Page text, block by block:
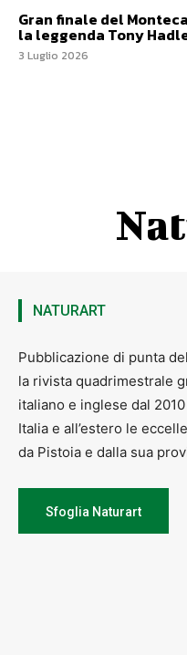
Gran finale del
la leggenda Tony
3 Luglio 2026
NATURART
Pubblicazione di punta
la rivista quadrimestrale
italiano e inglese dal
Italia e all’estero le
da Pistoia e dalla sua
Sfoglia Naturart